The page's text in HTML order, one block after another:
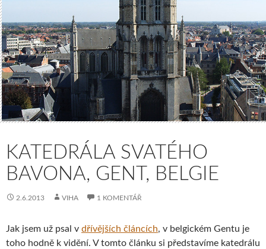
KATEDRÁLA SVATÉHO
BAVONA, GENT, BELGIE
2.6.2013 VIHA 1 KOMENTÁŘ
Jak jsem už psal v dřívějších článcích, v belgickém Gentu je
toho hodně k vidění. V tomto článku si představíme katedrálu